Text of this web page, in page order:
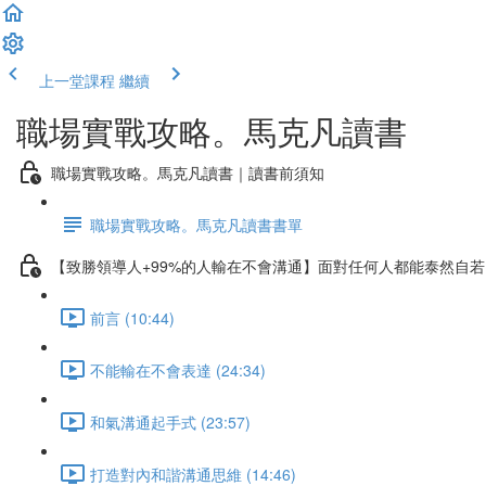
上一堂課程 繼續
職場實戰攻略。馬克凡讀書
職場實戰攻略。馬克凡讀書｜讀書前須知
職場實戰攻略。馬克凡讀書書單
【致勝領導人+99%的人輸在不會溝通】面對任何人都能泰然自
前言 (10:44)
不能輸在不會表達 (24:34)
和氣溝通起手式 (23:57)
打造對內和諧溝通思維 (14:46)